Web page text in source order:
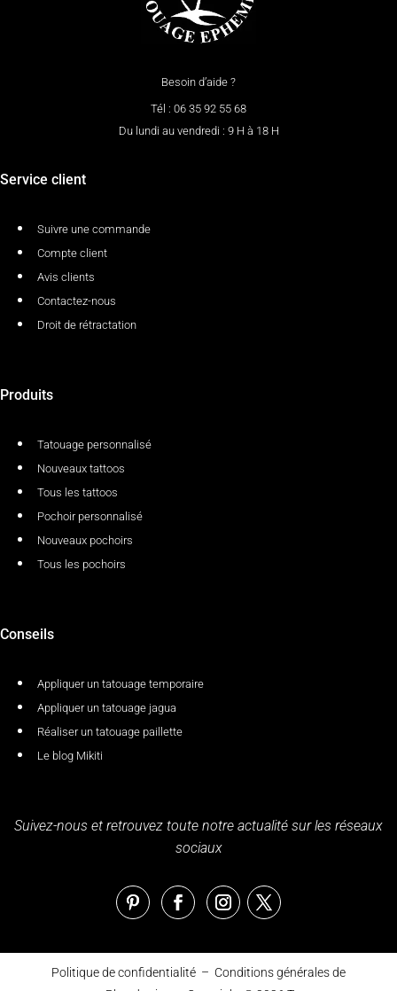
Besoin d’aide ?
Tél : 06 35 92 55 68
Du lundi au vendredi : 9 H à 18 H
Service client
Suivre une commande
Compte client
Avis clients
Contactez-nous
Droit de rétractation
Produits
Tatouage personnalisé
Nouveaux tattoos
Tous les tattoos
Pochoir personnalisé
Nouveaux pochoirs
Tous les pochoirs
Conseils
Appliquer un tatouage temporaire
Appliquer un tatouage jagua
Réaliser un tatouage paillette
Le blog Mikiti
Suivez-nous et retrouvez toute notre actualité sur les réseaux
sociaux
Politique de confidentialité– Conditions générales de